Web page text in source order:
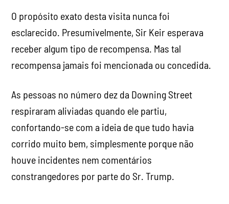
O propósito exato desta visita nunca foi
esclarecido. Presumivelmente, Sir Keir esperava
receber algum tipo de recompensa. Mas tal
recompensa jamais foi mencionada ou concedida.
As pessoas no número dez da Downing Street
respiraram aliviadas quando ele partiu,
confortando-se com a ideia de que tudo havia
corrido muito bem, simplesmente porque não
houve incidentes nem comentários
constrangedores por parte do Sr. Trump.